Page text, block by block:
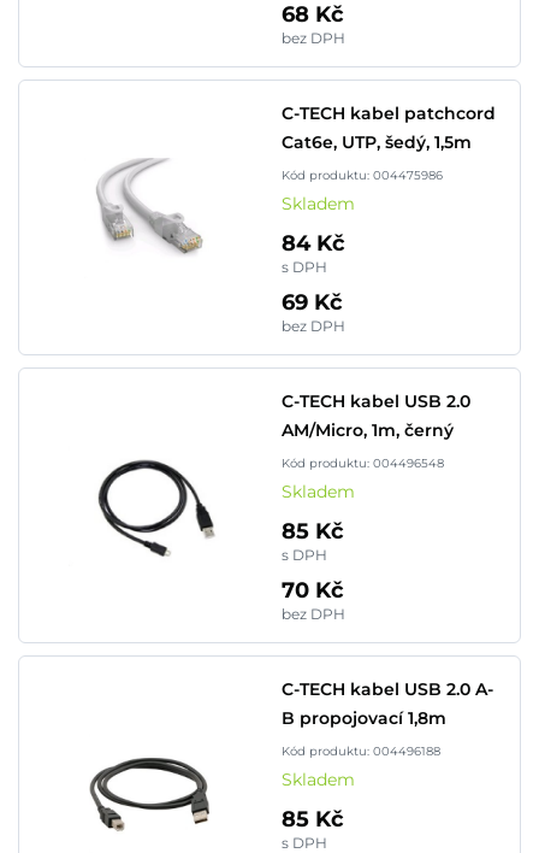
68 Kč
bez DPH
C-TECH kabel patchcord
Cat6e, UTP, šedý, 1,5m
Kód produktu: 004475986
Skladem
84 Kč
s DPH
69 Kč
bez DPH
C-TECH kabel USB 2.0
AM/Micro, 1m, černý
Kód produktu: 004496548
Skladem
85 Kč
s DPH
70 Kč
bez DPH
C-TECH kabel USB 2.0 A-
B propojovací 1,8m
Kód produktu: 004496188
Skladem
85 Kč
s DPH